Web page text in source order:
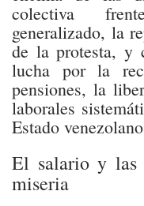
colectiva
generalizado, la
de la protesta, y
lucha por la
pensiones, la
laborales
Estado
El salario y las
miseria